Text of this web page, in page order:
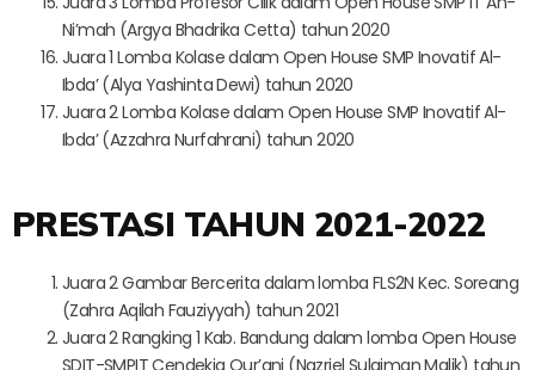
Ni’mah (Argya Bhadrika Cetta) tahun 2020
Juara 1 Lomba Kolase dalam Open House SMP Inovatif Al-
Ibda’ (Alya Yashinta Dewi) tahun 2020
Juara 2 Lomba Kolase dalam Open House SMP Inovatif Al-
Ibda’ (Azzahra Nurfahrani) tahun 2020
PRESTASI TAHUN 2021-2022
Juara 2 Gambar Bercerita dalam lomba FLS2N Kec. Soreang
(Zahra Aqilah Fauziyyah) tahun 2021
Juara 2 Rangking 1 Kab. Bandung dalam lomba Open House
SDIT-SMPIT Cendekia Qur’ani (Nazriel Sulaiman Malik) tahun